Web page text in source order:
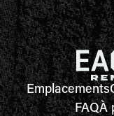
Emplacements
FAQÀ